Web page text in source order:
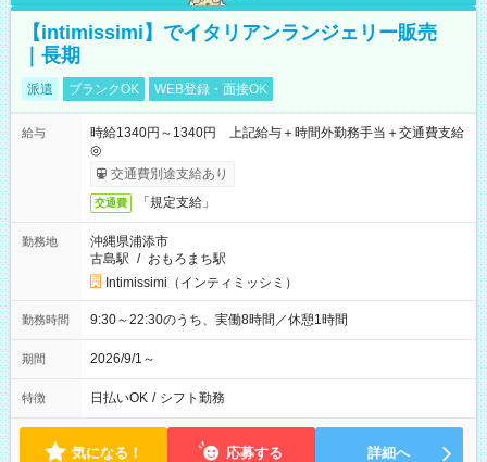
【intimissimi】でイタリアンランジェリー販売
｜長期
派遣 ブランクOK WEB登録・面接OK
給与
時給1340円～1340円 上記給与＋時間外勤務手当＋交通費支給
◎
交通費別途支給あり
交通費 「規定支給」
勤務地
沖縄県浦添市
古島駅 / おもろまち駅
Intimissimi（インティミッシミ）
勤務時間 9:30～22:30のうち、実働8時間／休憩1時間
期間 2026/9/1～
特徴 日払いOK / シフト勤務
気になる！ 応募する 詳細へ